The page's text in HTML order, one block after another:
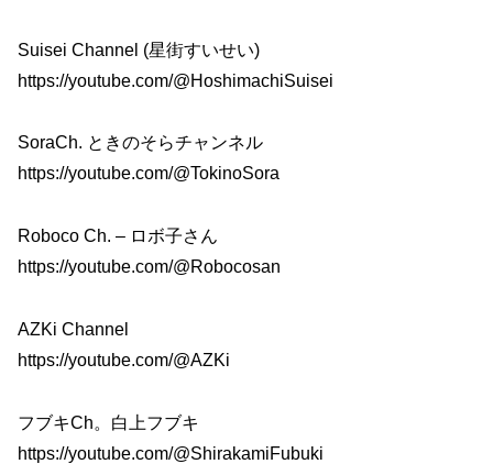
Suisei Channel (星街すいせい)
https://youtube.com/@HoshimachiSuisei
SoraCh. ときのそらチャンネル
https://youtube.com/@TokinoSora
Roboco Ch. – ロボ子さん
https://youtube.com/@Robocosan
AZKi Channel
https://youtube.com/@AZKi
フブキCh。白上フブキ
https://youtube.com/@ShirakamiFubuki